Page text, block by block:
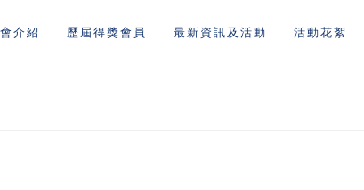
介紹 歷屆得獎會員 最新資訊及活動 活動花絮